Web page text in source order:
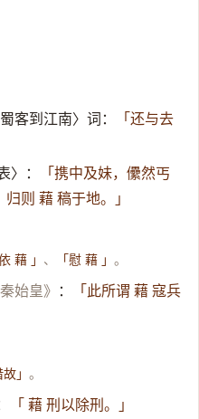
客到江南〉词：
「还与去
〉：
「携中及妹，儽然丐
则 藉 稿于地。」
依 藉 」 、 「慰 藉 」。
始皇》 ：
「此所谓 藉 寇兵
故」。
「 藉 刑以除刑。」